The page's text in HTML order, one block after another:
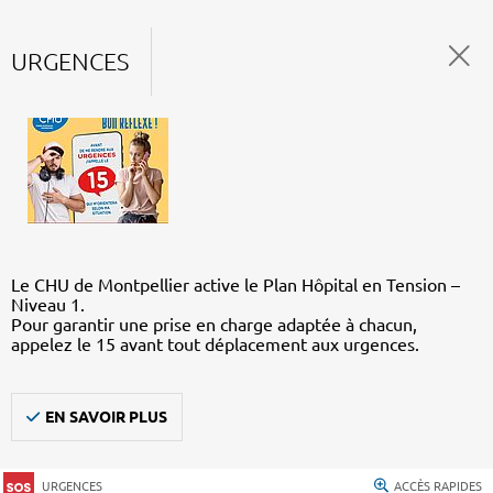
URGENCES
Le CHU de Montpellier active le Plan Hôpital en Tension –
Niveau 1.
Pour garantir une prise en charge adaptée à chacun,
appelez le 15 avant tout déplacement aux urgences.
EN SAVOIR PLUS
URGENCES ACCÈS RAPIDES